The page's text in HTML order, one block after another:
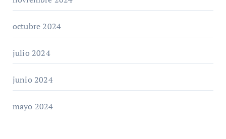
octubre 2024
julio 2024
junio 2024
mayo 2024